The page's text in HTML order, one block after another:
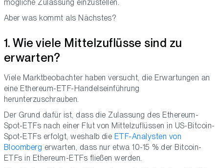
mögliche Zulassung einzustellen.
Aber was kommt als Nächstes?
1. Wie viele Mittelzuflüsse sind zu
erwarten?
Viele Marktbeobachter haben versucht, die Erwartungen an
eine Ethereum-ETF-Handelseinführung
herunterzuschrauben.
Der Grund dafür ist, dass die Zulassung des Ethereum-
Spot-ETFs nach einer Flut von Mittelzuflüssen in US-Bitcoin-
Spot-ETFs erfolgt, weshalb die ETF-Analysten von
Bloomberg erwarten, dass nur etwa 10-15 % der Bitcoin-
ETFs in Ethereum-ETFs fließen werden.